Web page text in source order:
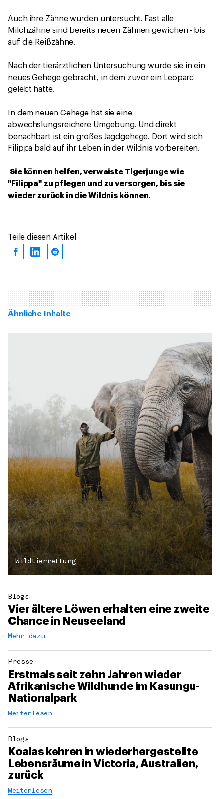
Auch ihre Zähne wurden untersucht. Fast alle
Milchzähne sind bereits neuen Zähnen gewichen - bis
auf die Reißzähne.
Nach der tierärztlichen Untersuchung wurde sie in ein
neues Gehege gebracht, in dem zuvor ein Leopard
gelebt hatte.
In dem neuen Gehege hat sie eine
abwechslungsreichere Umgebung. Und direkt
benachbart ist ein großes Jagdgehege. Dort wird sich
Filippa bald auf ihr Leben in der Wildnis vorbereiten.
Sie können helfen, verwaiste Tigerjunge wie
"Filippa" zu pflegen und zu versorgen, bis sie
wieder zurück in die Wildnis können.
Teile diesen Artikel
Ähnliche Inhalte
Wildtierrettung
Blogs
Vier ältere Löwen erhalten eine zweite
Chance in Neuseeland
Mehr dazu
Presse
Erstmals seit zehn Jahren wieder
Afrikanische Wildhunde im Kasungu-
Nationalpark
Weiterlesen
Blogs
Koalas kehren in wiederhergestellte
Lebensräume in Victoria, Australien,
zurück
Weiterlesen